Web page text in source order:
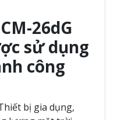
26dG
sử dụng
công
bị gia dụng,